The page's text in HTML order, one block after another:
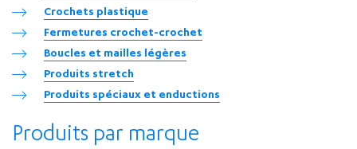
Crochets plastique
Fermetures crochet-crochet
Boucles et mailles légères
Produits stretch
Produits spéciaux et enductions
Produits par marque